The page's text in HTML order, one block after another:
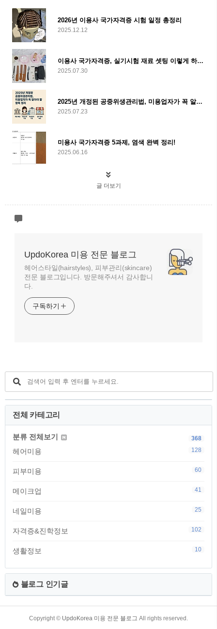
2026년 이용사 국가자격증 시험 일정 총정리
2025.12.12
이용사 국가자격증, 실기시험 재료 셋팅 이렇게 하면 완벽해요!
2025.07.30
2025년 개정된 공중위생관리법, 미용업자가 꼭 알아야 할 항목 정리
2025.07.23
미용사 국가자격증 5과제, 염색 완벽 정리!
2025.06.16
글 더보기
UpdoKorea 미용 전문 블로그
헤어스타일(hairstyles), 피부관리(skincare)
전문 블로그입니다. 방문해주셔서 감사합니
다.
구독하기
전체 카테고리
분류 전체보기 368
헤어미용 128
피부미용 60
메이크업 41
네일미용 25
자격증&진학정보 102
생활정보 10
블로그 인기글
Copyright © UpdoKorea 미용 전문 블로그 All rights reserved.
TistoryWhaleSkin3.4